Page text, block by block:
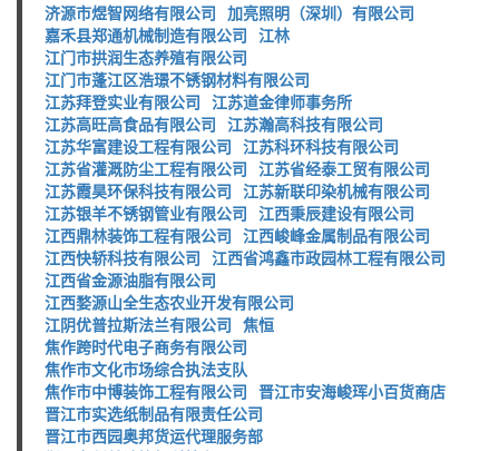
济源市煜智网络有限公司 加亮照明（深圳）有限公司
嘉禾县郑通机械制造有限公司 江林
江门市拱润生态养殖有限公司
江门市蓬江区浩璟不锈钢材料有限公司
江苏拜登实业有限公司 江苏道金律师事务所
江苏高旺高食品有限公司 江苏瀚高科技有限公司
江苏华富建设工程有限公司 江苏科环科技有限公司
江苏省灌溉防尘工程有限公司 江苏省经泰工贸有限公司
江苏霞昊环保科技有限公司 江苏新联印染机械有限公司
江苏银羊不锈钢管业有限公司 江西秉辰建设有限公司
江西鼎林装饰工程有限公司 江西峻峰金属制品有限公司
江西快轿科技有限公司 江西省鸿鑫市政园林工程有限公司
江西省金源油脂有限公司
江西婺源山全生态农业开发有限公司
江阴优普拉斯法兰有限公司 焦恒
焦作跨时代电子商务有限公司
焦作市文化市场综合执法支队
焦作市中博装饰工程有限公司 晋江市安海峻珲小百货商店
晋江市实选纸制品有限责任公司
晋江市西园奥邦货运代理服务部